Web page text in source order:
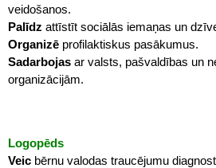
veidošanos.
Palīdz attīstīt sociālās iemaņas un
Organizē profilaktiskus pasākumus.
Sadarbojas ar valsts, pašvaldības un
organizācijām.
Logopēds
Veic bērnu valodas traucējumu